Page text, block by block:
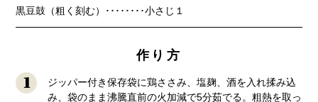
黒豆鼓（粗く刻む） ････････小さじ１
作り方
1
ジッパー付き保存袋に鶏ささみ、塩麹、酒を入れ揉み込
み、袋のまま沸騰直前の火加減で5分茹でる。粗熱を取っ